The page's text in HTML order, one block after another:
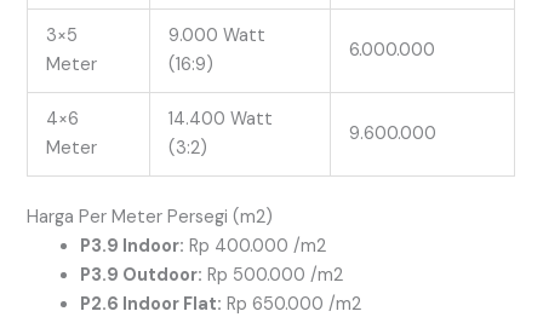
3×5
Meter
9.000 Watt
(16:9)
6.000.000
4×6
Meter
14.400 Watt
(3:2)
9.600.000
Harga Per Meter Persegi (m2)
P3.9 Indoor: Rp 400.000 /m2
P3.9 Outdoor: Rp 500.000 /m2
P2.6 Indoor Flat: Rp 650.000 /m2